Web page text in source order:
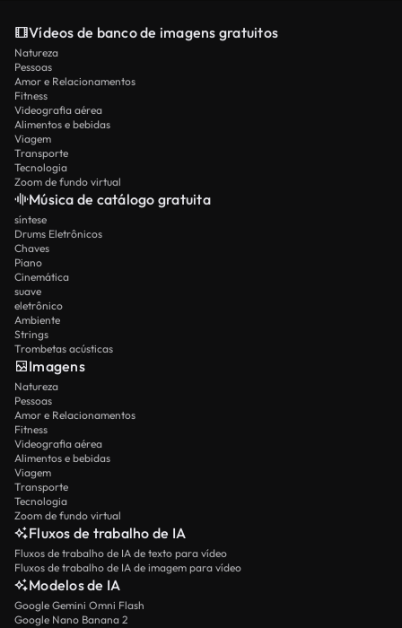
Vídeos de banco de imagens gratuitos
Natureza
Pessoas
Amor e Relacionamentos
Fitness
Videografia aérea
Alimentos e bebidas
Viagem
Transporte
Tecnologia
Zoom de fundo virtual
Música de catálogo gratuita
síntese
Drums Eletrônicos
Chaves
Piano
Cinemática
suave
eletrônico
Ambiente
Strings
Trombetas acústicas
Imagens
Natureza
Pessoas
Amor e Relacionamentos
Fitness
Videografia aérea
Alimentos e bebidas
Viagem
Transporte
Tecnologia
Zoom de fundo virtual
Fluxos de trabalho de IA
Fluxos de trabalho de IA de texto para vídeo
Fluxos de trabalho de IA de imagem para vídeo
Modelos de IA
Google Gemini Omni Flash
Google Nano Banana 2